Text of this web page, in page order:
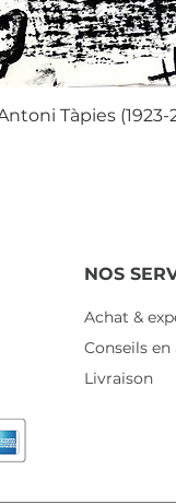
Tàpies
NOS
Achat &
Conseils
Livraison